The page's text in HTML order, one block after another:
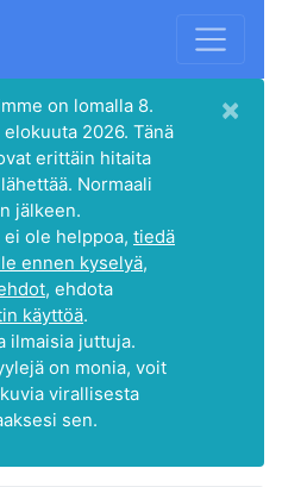
on lomalla 8.
2026. Tänä
erittäin hitaita
Normaali
jälkeen.
ole helppoa, tiedä
ennen kyselyä,
, ehdota
käyttöä.
ilmaisia juttuja.
on monia, voit
virallisesta
sen.
×